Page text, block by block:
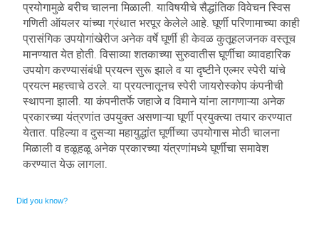
प्रयोगामुळे बरीच चालना मिळाली. याविषयीचे सैद्धांतिक विवेचन स्विस
गणिती ऑयलर यांच्या ग्रंथात भरपूर केलेले आहे. घूर्णी परिणामाच्या काही
प्रासंगिक उपयोगांखेरीज अनेक वर्षे घूर्णी ही केवळ कुतूहलजनक वस्तूच
मानण्यात येत होती. विसाव्या शतकाच्या सुरुवातीस घूर्णीचा व्यावहारिक
उपयोग करण्यासंबंधी प्रयत्न सुरू झाले व या दृष्टीने एल्मर स्पेरी यांचे
प्रयत्न महत्त्वाचे ठरले. या प्रयत्नातूनच स्पेरी जायरोस्कोप कंपनीची
स्थापना झाली. या कंपनीतर्फे जहाजे व विमाने यांना लागणाऱ्या अनेक
प्रकारच्या यंत्रणांत उपयुक्त असणाऱ्या घूर्णी प्रयुक्त्या तयार करण्यात
येतात. पहिल्या व दुसऱ्या महायुद्धांत घूर्णीच्या उपयोगास मोठी चालना
मिळाली व हळूहळू अनेक प्रकारच्या यंत्रणांमध्ये घूर्णीचा समावेश
करण्यात येऊ लागला.
Did you know?